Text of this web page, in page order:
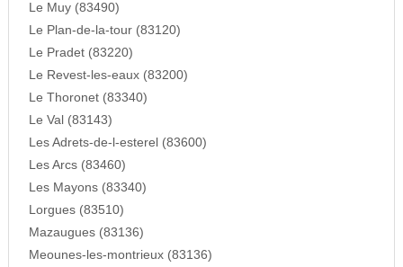
Le Muy (83490)
Le Plan-de-la-tour (83120)
Le Pradet (83220)
Le Revest-les-eaux (83200)
Le Thoronet (83340)
Le Val (83143)
Les Adrets-de-l-esterel (83600)
Les Arcs (83460)
Les Mayons (83340)
Lorgues (83510)
Mazaugues (83136)
Meounes-les-montrieux (83136)